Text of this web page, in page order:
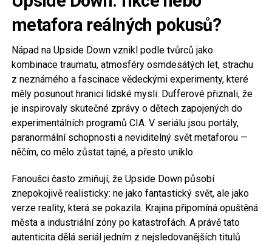
metafora reálných pokusů?
Nápad na Upside Down vznikl podle tvůrců jako
kombinace traumatu, atmosféry osmdesátých let, strachu
z neznámého a fascinace vědeckými experimenty, které
měly posunout hranici lidské mysli. Dufferové přiznali, že
je inspirovaly skutečné zprávy o dětech zapojených do
experimentálních programů CIA. V seriálu jsou portály,
paranormální schopnosti a neviditelný svět metaforou —
něčím, co mělo zůstat tajné, a přesto uniklo.
Fanoušci často zmiňují, že Upside Down působí
znepokojivě realisticky: ne jako fantastický svět, ale jako
verze reality, která se pokazila. Krajina připomíná opuštěná
města a industriální zóny po katastrofách. A právě tato
autenticita dělá seriál jedním z nejsledovanějších titulů